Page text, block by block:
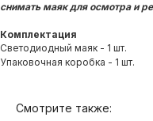
снимать маяк для осмотра и
Комплектация
Светодиодный маяк - 1 шт.
Упаковочная коробка - 1 шт.
Смотрите также: